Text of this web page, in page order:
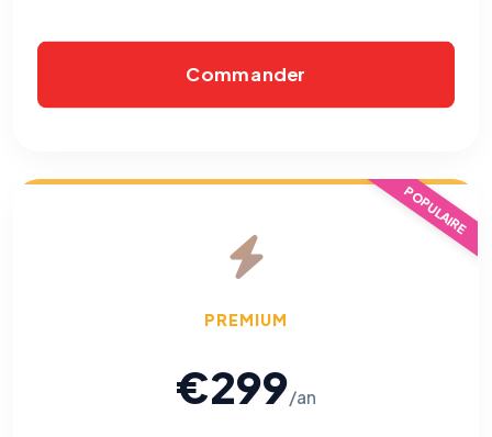
Commander
POPULAIRE
PREMIUM
€299/an